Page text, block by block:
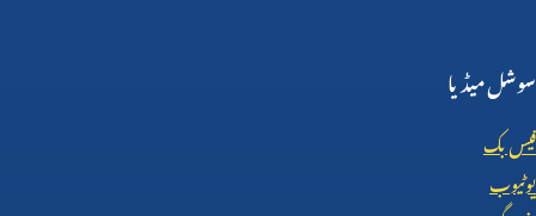
سوشل میڈیا
فیس بک
یوٹیوب